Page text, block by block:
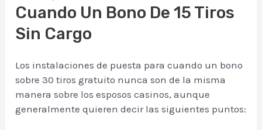
Cuando Un Bono De 15 Tiros
Sin Cargo
Los instalaciones de puesta para cuando un bono
sobre 30 tiros gratuito nunca son de la misma
manera sobre los esposos casinos, aunque
generalmente quieren decir las siguientes puntos: